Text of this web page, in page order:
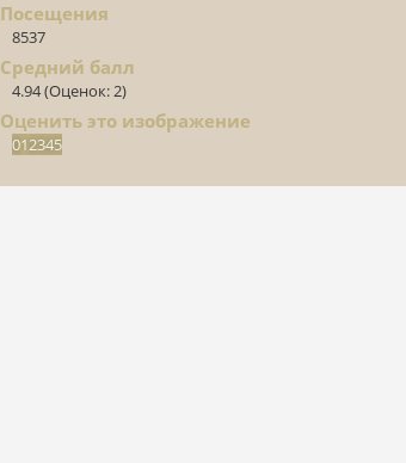
Посещения
8537
Средний балл
4.94(Оценок: 2)
Оценить это изображение